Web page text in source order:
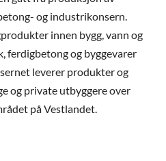
og industrikonsern.
innen bygg, vann og
ferdigbetong og byggevarer
leverer produkter og
og private utbyggere over
på Vestlandet.